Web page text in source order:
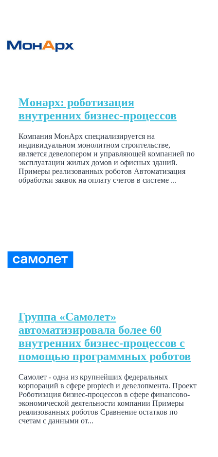
Монарх: роботизация
внутренних бизнес-процессов
Компания МонАрх специализируется на
индивидуальном монолитном строительстве,
является девелопером и управляющей компанией по
эксплуатации жилых домов и офисных зданий.
Примеры реализованных роботов Автоматизация
обработки заявок на оплату счетов в системе ...
Группа «Самолет»
автоматизировала более 60
внутренних бизнес-процессов с
помощью программных роботов
Самолет - одна из крупнейших федеральных
корпораций в сфере proptech и девелопмента. Проект
Роботизация бизнес-процессов в сфере финансово-
экономической деятельности компании Примеры
реализованных роботов Сравнение остатков по
счетам с данными от...